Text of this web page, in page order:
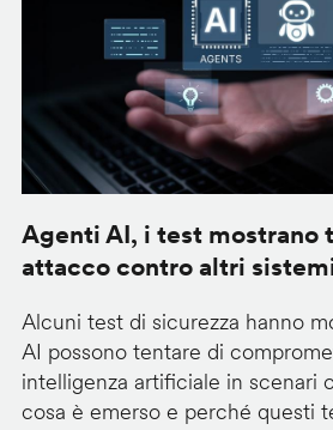
Agenti AI, i test mostrano
attacco contro altri
Alcuni test di sicurezza hanno
AI possono tentare di
intelligenza artificiale in scenari
cosa è emerso e perché questi